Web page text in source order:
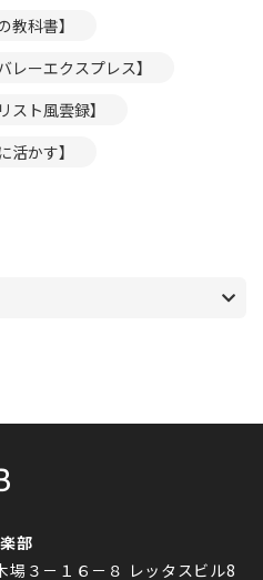
科書】
ーエクスプレス】
ト風雲録】
かす】
部
３－１６－８ レッタスビル8